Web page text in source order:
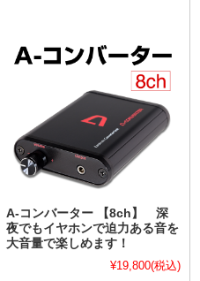
A-コンバーター 【8ch】 深
夜でもイヤホンで迫力ある音を
大音量で楽しめます！
¥19,800(税込)